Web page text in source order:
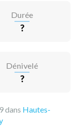
Durée
?
Dénivelé
?
dans Hautes-